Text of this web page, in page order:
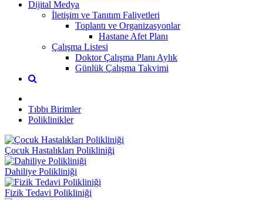
Dijital Medya
İletişim ve Tanıtım Faliyetleri
Toplantı ve Organizasyonlar
Hastane Afet Planı
Çalışma Listesi
Doktor Çalışma Planı Aylık
Günlük Çalışma Takvimi
Tıbbı Birimler
Poliklinikler
Çocuk Hastalıkları Polikliniği
Dahiliye Polikliniği
Fizik Tedavi Polikliniği